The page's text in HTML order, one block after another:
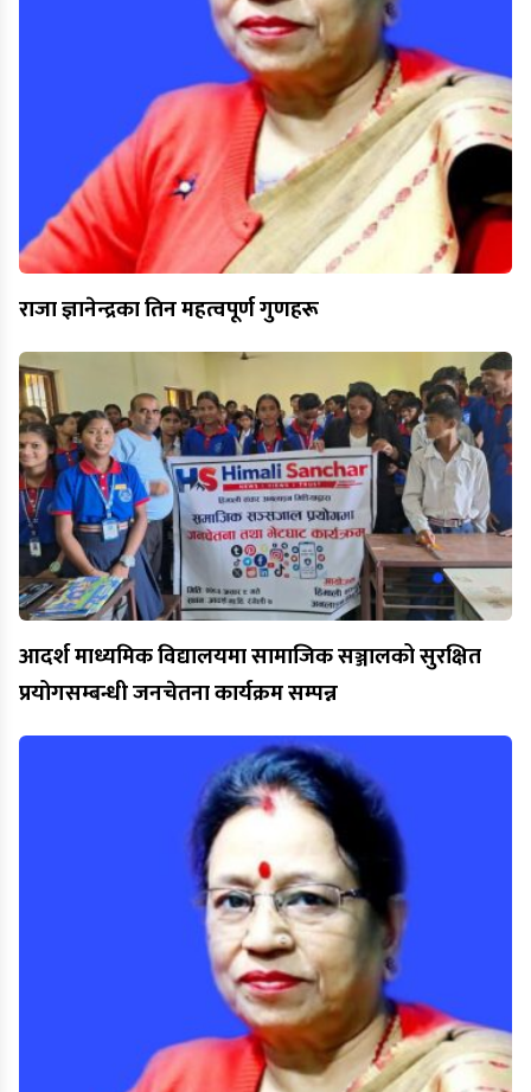
राजा ज्ञानेन्द्रका तिन महत्वपूर्ण गुणहरू
आदर्श माध्यमिक विद्यालयमा सामाजिक सञ्जालको सुरक्षित
प्रयोगसम्बन्धी जनचेतना कार्यक्रम सम्पन्न